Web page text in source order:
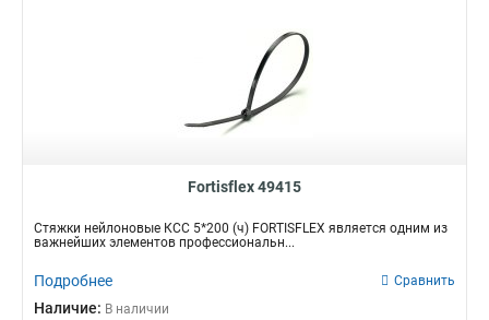
Fortisflex 49415
Стяжки нейлоновые КСС 5*200 (ч) FORTISFLEX является одним из
важнейших элементов профессиональн...
Подробнее Сравнить
Наличие: В наличии